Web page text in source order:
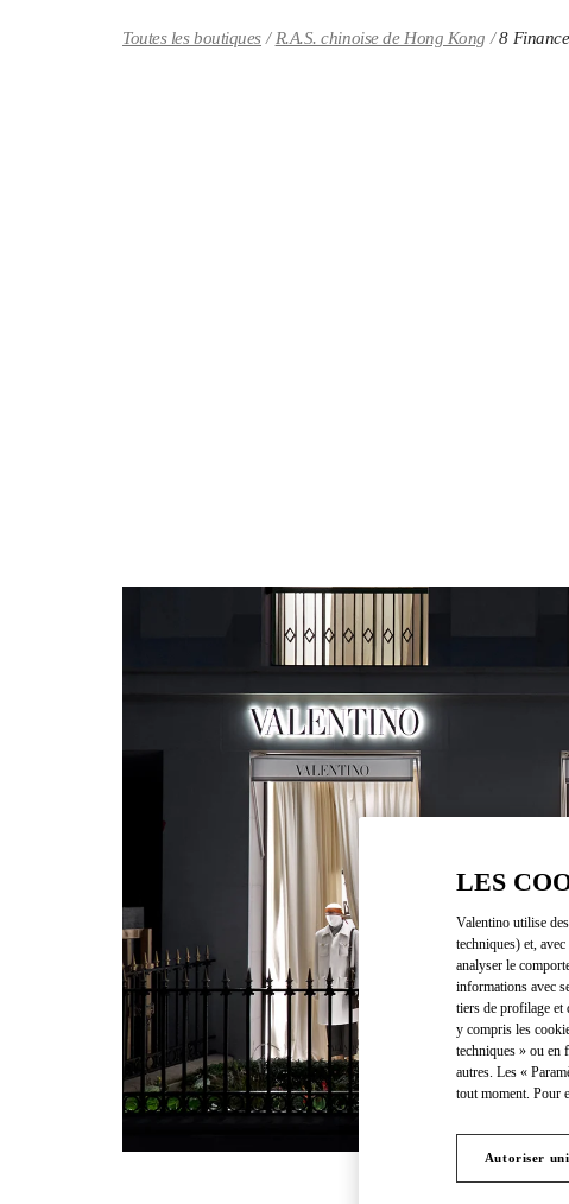
Toutes les boutiques R.A.S. chinoise de Hong Kong 8
LES
Valentino utilise
techniques) et,
analyser le
informations avec
tiers de profilage et
y compris les
techniques » ou en
autres. Les «
tout moment. Pour
Autoriser